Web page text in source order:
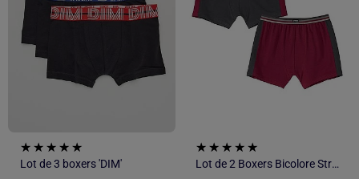
Lot de 3 boxers 'DIM'
Lot de 2 Boxers Bicolore Stretch - ATLAS FOR MEN